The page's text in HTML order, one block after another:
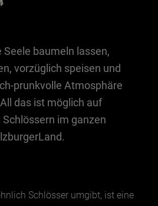
Seele baumeln lassen,
vorzüglich speisen und
prunkvolle Atmosphäre
das ist möglich auf
im ganzen
Schlösser umgibt, ist eine